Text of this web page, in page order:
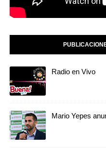
Radio en Vivo
Mario Yepes